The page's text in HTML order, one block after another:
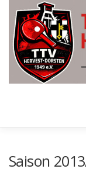
Inhalt
springen
Saison